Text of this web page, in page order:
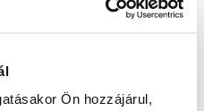
Ön hozzájárul,